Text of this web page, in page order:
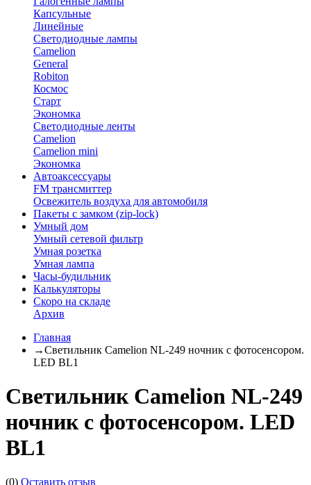
Капсульные
Линейные
Светодиодные лампы
Camelion
General
Robiton
Космос
Старт
Экономка
Светодиодные ленты
Camelion
Camelion mini
Экономка
Автоаксессуары
FM трансмиттер
Освежитель воздуха для автомобиля
Пакеты с замком (zip-lock)
Умный дом
Умный сетевой фильтр
Умная розетка
Умная лампа
Часы-будильник
Калькуляторы
Скоро на складе
Архив
Главная
→Светильник Camelion NL-249 ночник с фотосенсором.
LED BL1
Светильник Camelion NL-249
ночник с фотосенсором. LED
BL1
(0) Оставить отзыв